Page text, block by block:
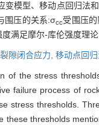
变模型、移动点回归法
围压的关系:σcc受围压
满足摩尔-库伦强度理
裂隙闭合应力, 移动点回归
of the stress
failure process of
stress thresholds.
these thresholds